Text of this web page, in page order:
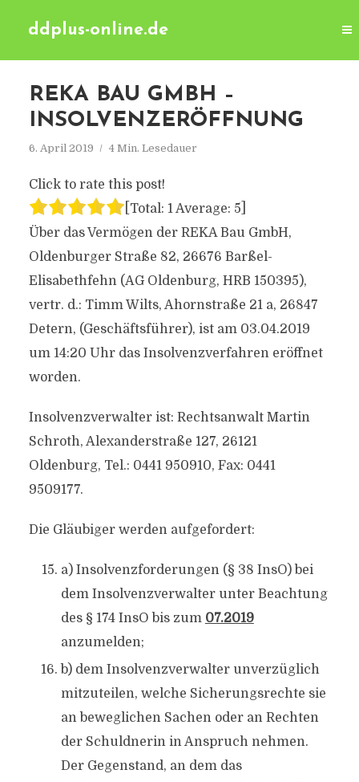
ddplus-online.de
REKA BAU GMBH –
INSOLVENZERÖFFNUNG
6. April 2019 4 Min. Lesedauer
Click to rate this post!
[Total: 1Average: 5
Über das Vermögen der REKA Bau GmbH,
Oldenburger Straße 82, 26676 Barßel-
Elisabethfehn (AG Oldenburg, HRB 150395),
vertr. d.: Timm Wilts, Ahornstraße 21 a, 26847
Detern, (Geschäftsführer), ist am 03.04.2019
um 14:20 Uhr das Insolvenzverfahren eröffnet
worden.
Insolvenzverwalter ist: Rechtsanwalt Martin
Schroth, Alexanderstraße 127, 26121
Oldenburg, Tel.: 0441 950910, Fax: 0441
9509177.
Die Gläubiger werden aufgefordert:
a) Insolvenzforderungen (§ 38 InsO) bei
dem Insolvenzverwalter unter Beachtung
des § 174 InsO bis zum 07.2019
anzumelden;
b) dem Insolvenzverwalter unverzüglich
mitzuteilen, welche Sicherungsrechte sie
an beweglichen Sachen oder an Rechten
der Schuldnerin in Anspruch nehmen.
Der Gegenstand, an dem das